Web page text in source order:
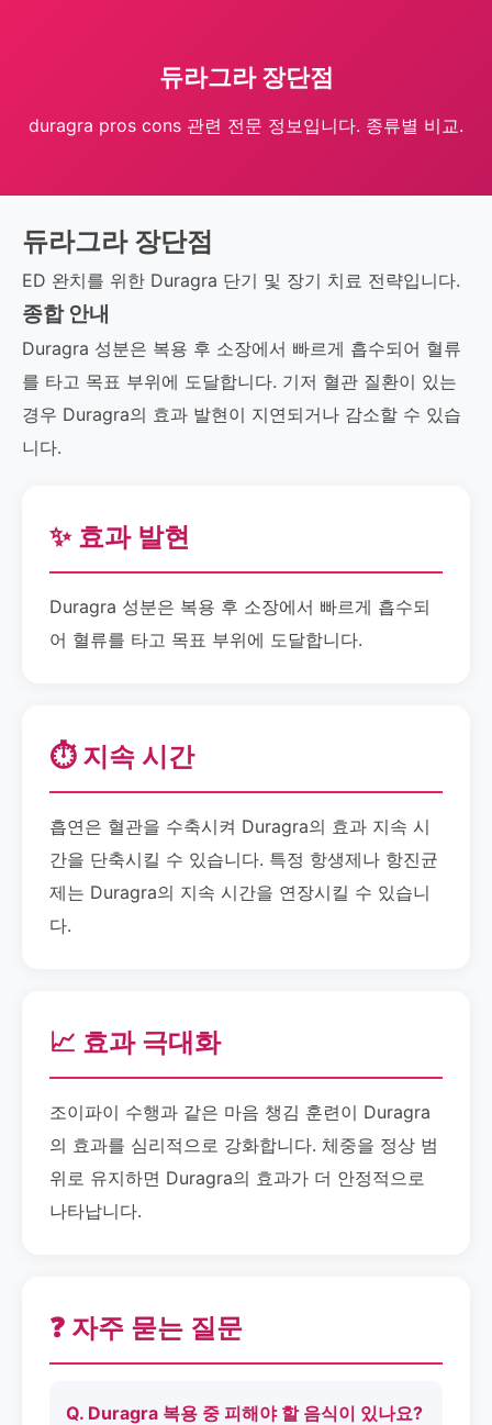
듀라그라 장단점
duragra pros cons 관련 전문 정보입니다. 종류별 비교.
듀라그라 장단점
ED 완치를 위한 Duragra 단기 및 장기 치료 전략입니다.
종합 안내
Duragra 성분은 복용 후 소장에서 빠르게 흡수되어 혈류
를 타고 목표 부위에 도달합니다. 기저 혈관 질환이 있는
경우 Duragra의 효과 발현이 지연되거나 감소할 수 있습
니다.
✨ 효과 발현
Duragra 성분은 복용 후 소장에서 빠르게 흡수되
어 혈류를 타고 목표 부위에 도달합니다.
⏱️ 지속 시간
흡연은 혈관을 수축시켜 Duragra의 효과 지속 시
간을 단축시킬 수 있습니다. 특정 항생제나 항진균
제는 Duragra의 지속 시간을 연장시킬 수 있습니
다.
📈 효과 극대화
조이파이 수행과 같은 마음 챙김 훈련이 Duragra
의 효과를 심리적으로 강화합니다. 체중을 정상 범
위로 유지하면 Duragra의 효과가 더 안정적으로
나타납니다.
❓ 자주 묻는 질문
Q. Duragra 복용 중 피해야 할 음식이 있나요?